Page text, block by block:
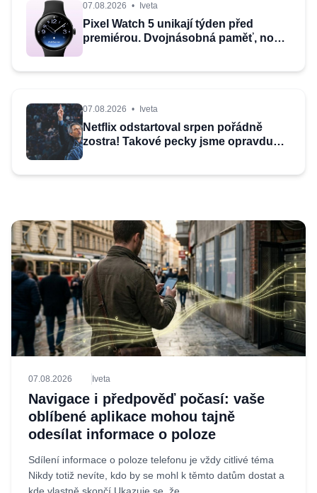
07.08.2026 • Iveta
Pixel Watch 5 unikají týden před
premiérou. Dvojnásobná paměť, nové
07.08.2026 • Iveta
Netflix odstartoval srpen pořádně
zostra! Takové pecky jsme opravdu
07.08.2026 Iveta
Navigace i předpověď počasí: vaše
oblíbené aplikace mohou tajně
odesílat informace o poloze
Sdílení informace o poloze telefonu je vždy citlivé téma
Nikdy totiž nevíte, kdo by se mohl k těmto datům dostat a